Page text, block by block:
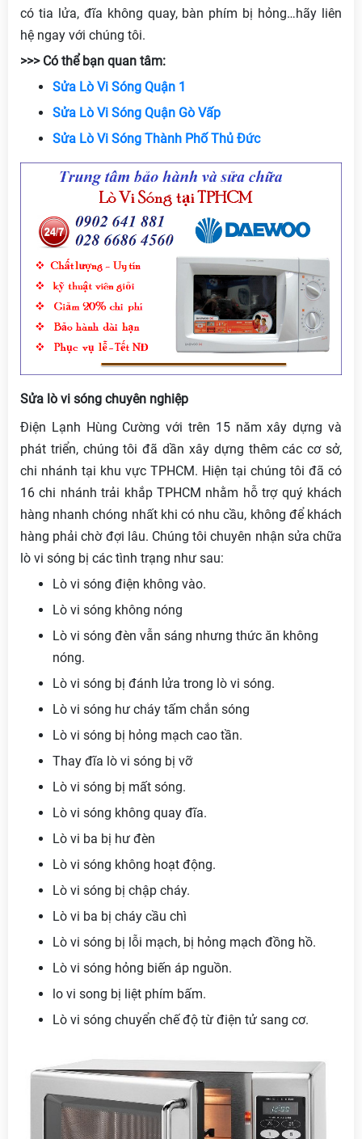
có tia lửa, đĩa không quay, bàn phím bị hỏng…hãy liên
hệ ngay với chúng tôi.
>>> Có thể bạn quan tâm:
Sửa Lò Vi Sóng Quận 1
Sửa Lò Vi Sóng Quận Gò Vấp
Sửa Lò Vi Sóng Thành Phố Thủ Đức
Sửa lò vi sóng chuyên nghiệp
Điện Lạnh Hùng Cường với trên 15 năm xây dựng và
phát triển, chúng tôi đã dần xây dựng thêm các cơ sở,
chi nhánh tại khu vực TPHCM. Hiện tại chúng tôi đã có
16 chi nhánh trải khắp TPHCM nhằm hỗ trợ quý khách
hàng nhanh chóng nhất khi có nhu cầu, không để khách
hàng phải chờ đợi lâu. Chúng tôi chuyên nhận sửa chữa
lò vi sóng bị các tình trạng như sau:
Lò vi sóng điện không vào.
Lò vi sóng không nóng
Lò vi sóng đèn vẫn sáng nhưng thức ăn không
nóng.
Lò vi sóng bị đánh lửa trong lò vi sóng.
Lò vi sóng hư cháy tấm chắn sóng
Lò vi sóng bị hỏng mạch cao tần.
Thay đĩa lò vi sóng bị vỡ
Lò vi sóng bị mất sóng.
Lò vi sóng không quay đĩa.
Lò vi ba bị hư đèn
Lò vi sóng không hoạt động.
Lò vi sóng bị chập cháy.
Lò vi ba bị cháy cầu chì
Lò vi sóng bị lỗi mạch, bị hỏng mạch đồng hồ.
Lò vi sóng hỏng biến áp nguồn.
lo vi song bị liệt phím bấm.
Lò vi sóng chuyển chế độ từ điện tử sang cơ.